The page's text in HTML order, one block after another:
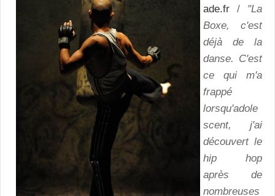
ade.fr / "La
Boxe, c'est
déjà de la
danse. C'est
ce qui m'a
frappé
lorsqu'adole
scent, j'ai
découvert le
hip hop
après de
nombreuses